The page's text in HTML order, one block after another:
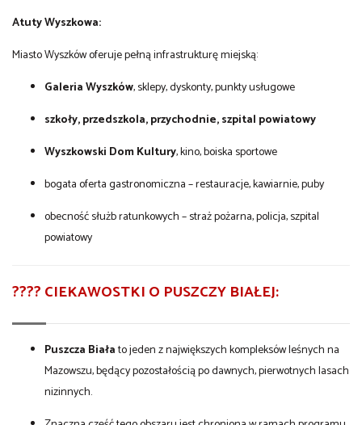
Atuty Wyszkowa:
Miasto Wyszków oferuje pełną infrastrukturę miejską:
Galeria Wyszków, sklepy, dyskonty, punkty usługowe
szkoły, przedszkola, przychodnie, szpital powiatowy
Wyszkowski Dom Kultury, kino, boiska sportowe
bogata oferta gastronomiczna – restauracje, kawiarnie, puby
obecność służb ratunkowych – straż pożarna, policja, szpital
powiatowy
???? CIEKAWOSTKI O PUSZCZY BIAŁEJ:
Puszcza Białato jeden z największych kompleksów leśnych na
Mazowszu, będący pozostałością po dawnych, pierwotnych lasach
nizinnych.